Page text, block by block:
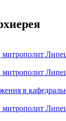
в